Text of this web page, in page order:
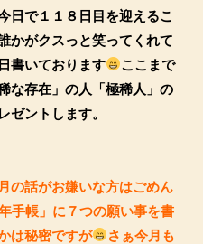
日で１１８日目を迎えるこ
かがクスっと笑ってくれて
書いております
ここまで
な存在」の人「極稀人」の
ゼントします。
の話がお嫌いな方はごめん
手帳」に７つの願い事を書
は秘密ですが
さぁ今月も